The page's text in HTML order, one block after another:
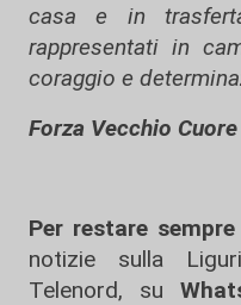
casa e in
rappresentati in
coraggio e
Forza Vecchio
Per restare
notizie sulla
Telenord, su